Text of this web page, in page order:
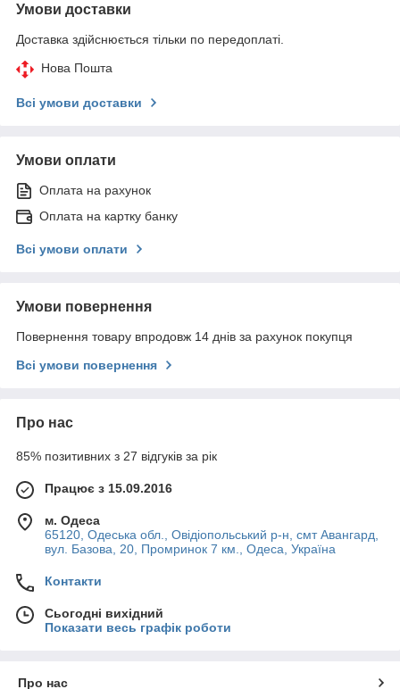
Умови доставки
Доставка здійснюється тільки по передоплаті.
Нова Пошта
Всі умови доставки
Умови оплати
Оплата на рахунок
Оплата на картку банку
Всі умови оплати
Умови повернення
Повернення товару впродовж 14 днів за рахунок покупця
Всі умови повернення
Про нас
85% позитивних з 27 відгуків за рік
Працює з 15.09.2016
м. Одеса
65120, Одеська обл., Овідіопольський р-н, смт Авангард,
вул. Базова, 20, Промринок 7 км., Одеса, Україна
Контакти
Сьогодні вихідний
Показати весь графік роботи
Про нас